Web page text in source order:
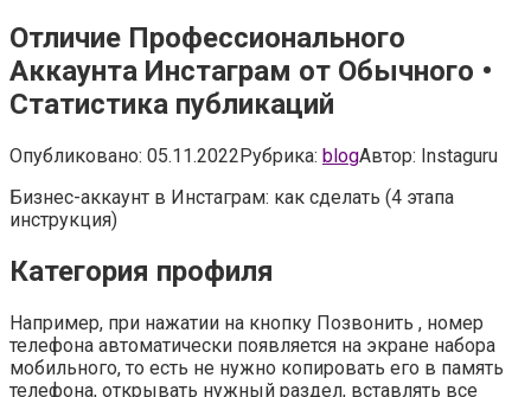
Отличие Профессионального
Аккаунта Инстаграм от Обычного •
Статистика публикаций
Опубликовано: 05.11.2022Рубрика: blogАвтор: Instaguru
Бизнес-аккаунт в Инстаграм: как сделать (4 этапа
инструкция)
Категория профиля
Например, при нажатии на кнопку Позвонить , номер
телефона автоматически появляется на экране набора
мобильного, то есть не нужно копировать его в память
телефона, открывать нужный раздел, вставлять все